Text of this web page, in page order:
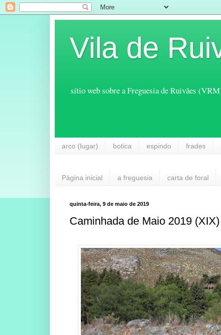
Vila de
sítio web sobre a Freguesia de Ruivães
arco (lugar) botica espindo frades
Página inicial a freguesia carta de foral
quinta-feira, 9 de maio de 2019
Caminhada de Maio 2019 (XIX)